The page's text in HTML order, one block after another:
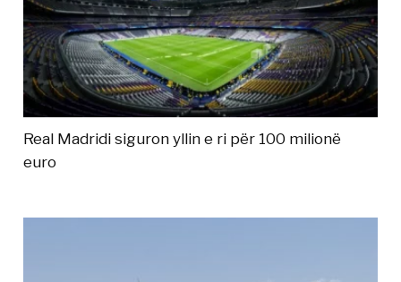
Real Madridi siguron yllin e ri për 100 milionë
euro